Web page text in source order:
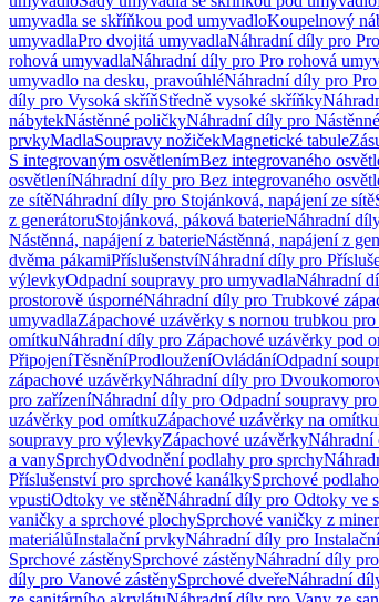
umyvadla se skříňkou pod umyvadloKoupelnový
umyvadlaPro dvojitá umyvadlaNáhradní díly pro
rohová umyvadlaNáhradní díly pro Pro rohová
umyvadlo na desku, pravoúhléNáhradní díly pro
díly pro Vysoká skříňStředně vysoké skříňky
nábytekNástěnné poličkyNáhradní díly pro
prvkyMadlaSoupravy nožičekMagnetické tabule
S integrovaným osvětlenímBez integrovaného
osvětleníNáhradní díly pro Bez integrovaného
ze sítěNáhradní díly pro Stojánková, napájení ze sítě
z generátoruStojánková, páková baterieNáhradní
Nástěnná, napájení z baterieNástěnná, napájení z
dvěma pákamiPříslušenstvíNáhradní díly pro
výlevkyOdpadní soupravy pro umyvadlaNáhradní
prostorově úspornéNáhradní díly pro Trubkové
umyvadlaZápachové uzávěrky s nornou trubkou
omítkuNáhradní díly pro Zápachové uzávěrky pod
PřipojeníTěsněníProdlouženíOvládáníOdpadní
zápachové uzávěrkyNáhradní díly pro
pro zařízeníNáhradní díly pro Odpadní soupravy
uzávěrky pod omítkuZápachové uzávěrky na omítku
soupravy pro výlevkyZápachové uzávěrkyNáhradní
a vanySprchyOdvodnění podlahy pro sprchy
Příslušenství pro sprchové kanálkySprchové
vpustiOdtoky ve stěněNáhradní díly pro Odtoky ve
vaničky a sprchové plochySprchové vaničky z
materiálůInstalační prvkyNáhradní díly pro
Sprchové zástěnySprchové zástěnyNáhradní díly
díly pro Vanové zástěnySprchové dveřeNáhradní